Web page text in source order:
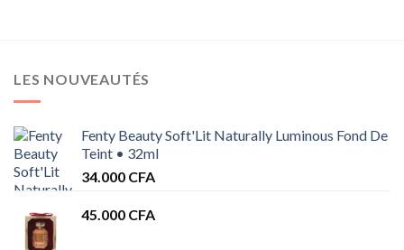
LES NOUVEAUTÉS
Fenty Beauty Soft'Lit Naturally Luminous Fond De
Teint • 32ml
34.000 CFA
45.000 CFA